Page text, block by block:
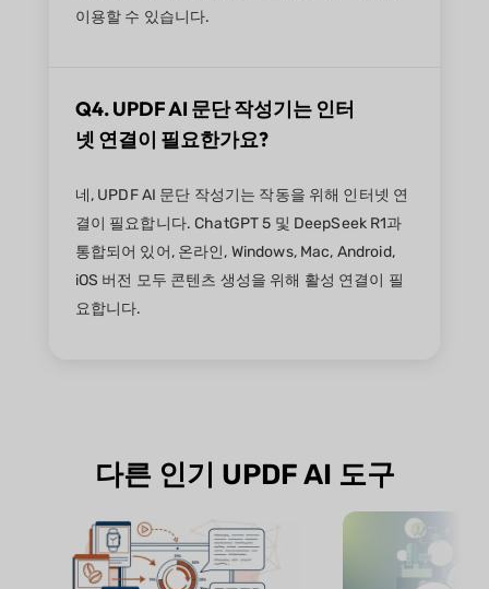
이용할 수 있습니다.
Q4. UPDF AI 문단 작성기는 인터
넷 연결이 필요한가요?
네, UPDF AI 문단 작성기는 작동을 위해 인터넷 연
결이 필요합니다. ChatGPT 5 및 DeepSeek R1과
통합되어 있어, 온라인, Windows, Mac, Android,
iOS 버전 모두 콘텐츠 생성을 위해 활성 연결이 필
요합니다.
다른 인기 UPDF AI 도구